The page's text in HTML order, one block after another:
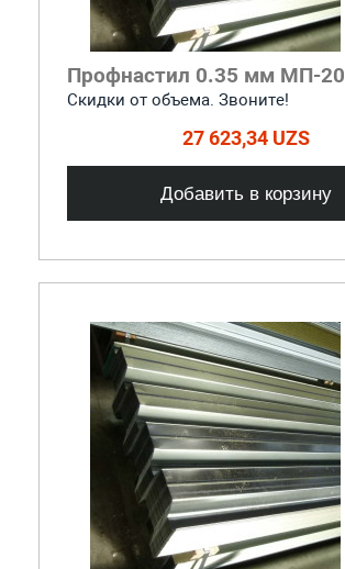
Профнастил 0.35 мм МП-20
Скидки от объема. Звоните!
27 623,34 UZS
Добавить в корзину